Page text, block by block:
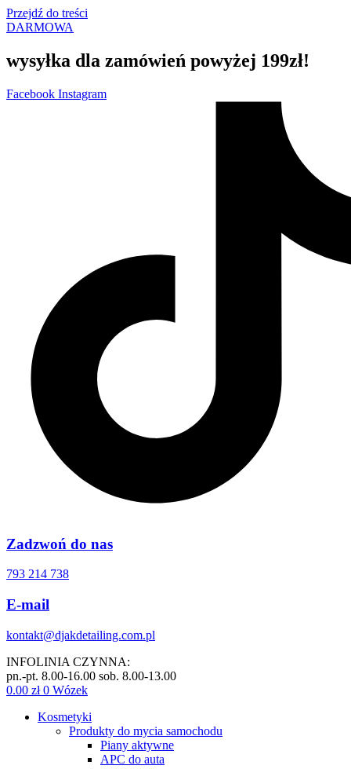
Przejdź do treści
DARMOWA
wysyłka dla zamówień powyżej 199zł!
Facebook Instagram
Zadzwoń do nas
793 214 738
E-mail
kontakt@djakdetailing.com.pl
INFOLINIA CZYNNA:
pn.-pt. 8.00-16.00 sob. 8.00-13.00
0.00 zł 0 Wózek
Kosmetyki
Produkty do mycia samochodu
Piany aktywne
APC do auta